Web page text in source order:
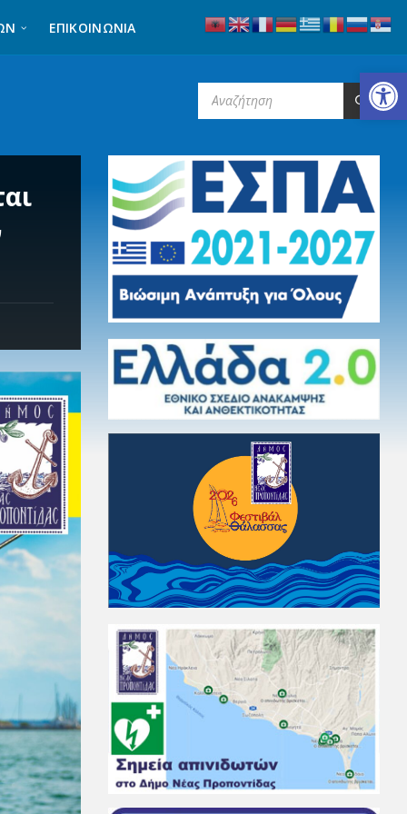
Ανοίξτε τη γραμμή εργαλείων
ΕΠΙΚΟΙΝΩΝΊΑ